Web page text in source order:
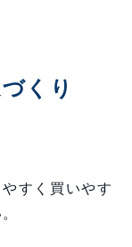
くり
すく買いやす